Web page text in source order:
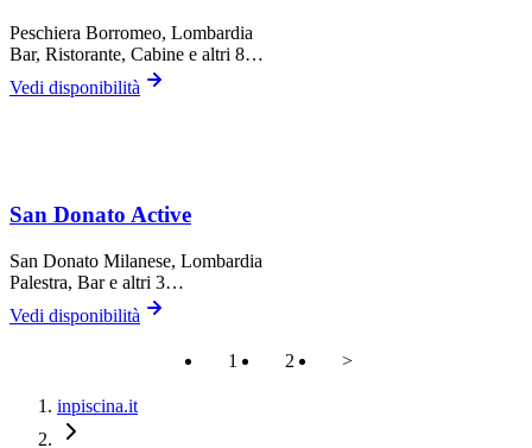
Peschiera Borromeo, Lombardia
Bar, Ristorante, Cabine e altri 8…
Vedi disponibilità
San Donato Active
San Donato Milanese, Lombardia
Palestra, Bare altri 3…
Vedi disponibilità
1 2 >
inpiscina.it